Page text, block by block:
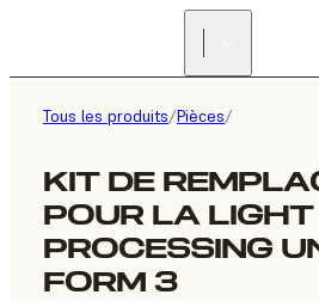
Tous les produits/Pièces/
KIT DE
POUR LA LIGHT
PROCESSING
FORM 3